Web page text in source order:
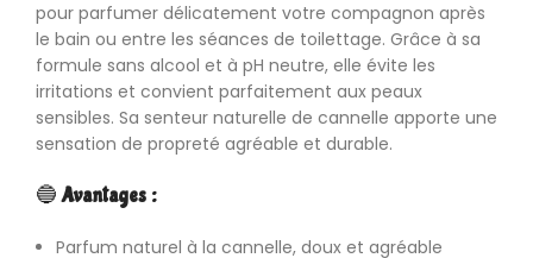
pour parfumer délicatement votre compagnon après
le bain ou entre les séances de toilettage. Grâce à sa
formule sans alcool et à pH neutre, elle évite les
irritations et convient parfaitement aux peaux
sensibles. Sa senteur naturelle de cannelle apporte une
sensation de propreté agréable et durable.
🔵Avantages :
Parfum naturel à la cannelle, doux et agréable